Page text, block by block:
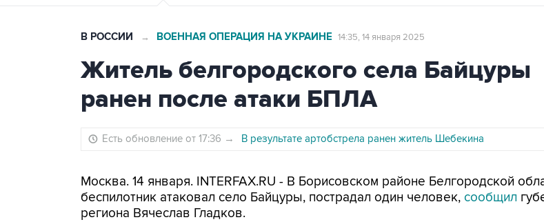
В РОССИИ → ВОЕННАЯ ОПЕРАЦИЯ НА УКРАИНЕ 14:35, 14 января 2025
Житель белгородского села Байцуры
ранен после атаки БПЛА
Есть обновление от 17:36 → В результате артобстрела ранен житель Шебекина
Москва. 14 января. INTERFAX.RU - В Борисовском районе Белгородской
беспилотник атаковал село Байцуры, пострадал один человек, сообщил
региона Вячеслав Гладков.